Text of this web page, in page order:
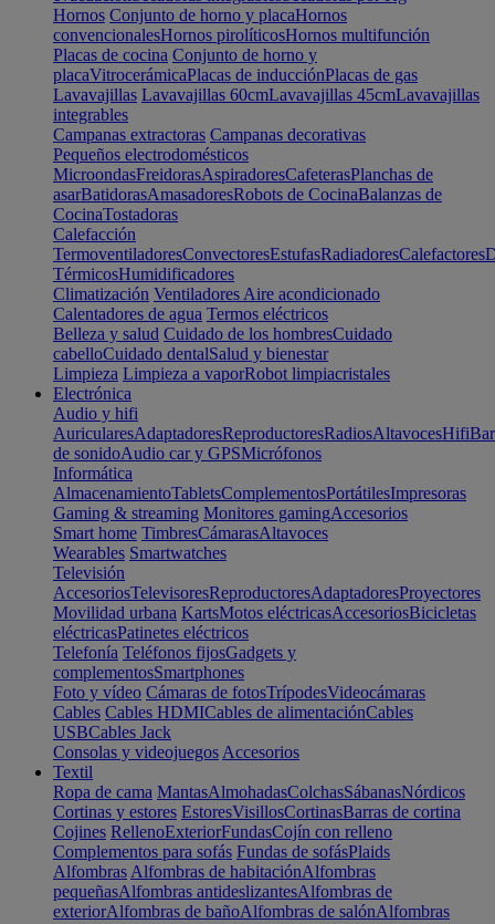
Hornos Conjunto de horno y placaHornos
convencionalesHornos pirolíticosHornos multifunción
Placas de cocina Conjunto de horno y
placaVitrocerámicaPlacas de inducciónPlacas de gas
Lavavajillas Lavavajillas 60cmLavavajillas 45cmLavavajillas
integrables
Campanas extractoras Campanas decorativas
Pequeños electrodomésticos
MicroondasFreidorasAspiradoresCafeterasPlanchas de
asarBatidorasAmasadoresRobots de CocinaBalanzas de
CocinaTostadoras
Calefacción
TermoventiladoresConvectoresEstufasRadiadoresCalefactores
TérmicosHumidificadores
Climatización Ventiladores Aire acondicionado
Calentadores de agua Termos eléctricos
Belleza y salud Cuidado de los hombresCuidado
cabelloCuidado dentalSalud y bienestar
Limpieza Limpieza a vaporRobot limpiacristales
Electrónica
Audio y hifi
AuricularesAdaptadoresReproductoresRadiosAltavocesHifi
de sonidoAudio car y GPSMicrófonos
Informática
AlmacenamientoTabletsComplementosPortátilesImpresoras
Gaming & streaming Monitores gamingAccesorios
Smart home TimbresCámarasAltavoces
Wearables Smartwatches
Televisión
AccesoriosTelevisoresReproductoresAdaptadoresProyectores
Movilidad urbana KartsMotos eléctricasAccesoriosBicicletas
eléctricasPatinetes eléctricos
Telefonía Teléfonos fijosGadgets y
complementosSmartphones
Foto y vídeo Cámaras de fotosTrípodesVideocámaras
Cables Cables HDMICables de alimentaciónCables
USBCables Jack
Consolas y videojuegos Accesorios
Textil
Ropa de cama MantasAlmohadasColchasSábanasNórdicos
Cortinas y estores EstoresVisillosCortinasBarras de cortina
Cojines RellenoExteriorFundasCojín con relleno
Complementos para sofás Fundas de sofásPlaids
Alfombras Alfombras de habitaciónAlfombras
pequeñasAlfombras antideslizantesAlfombras de
exteriorAlfombras de bañoAlfombras de salónAlfombras